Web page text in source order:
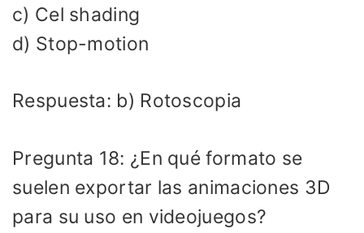
c) Cel shading
d) Stop-motion
Respuesta: b) Rotoscopia
Pregunta 18: ¿En qué formato se
suelen exportar las animaciones 3D
para su uso en videojuegos?